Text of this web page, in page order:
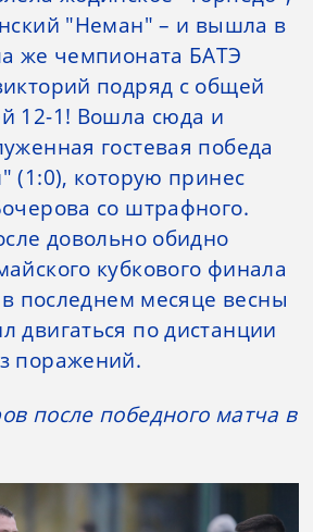
"Неман" – и вышла в
же чемпионата БАТЭ
подряд с общей
12-1! Вошла сюда и
гостевая победа
(1:0), которую принес
со штрафного.
довольно обидно
кубкового финала
последнем месяце весны
двигаться по дистанции
поражений.
после победного матча в